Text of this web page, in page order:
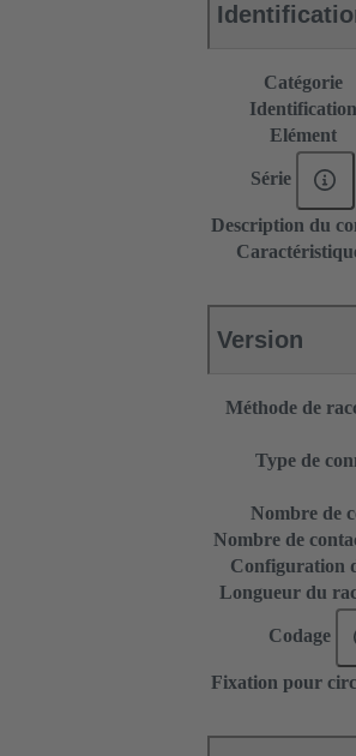
Catégorie
Identification
Elément
Série
Description du
Version
Méthode de
Type de
Nombre de
Nombre de
Configuration
Longueur du
Codage
Fixation pour